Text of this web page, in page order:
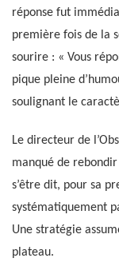
réponse fut
première fois de la
sourire : « Vous
pique pleine
soulignant le
Le directeur de
manqué de
s’être dit, pour sa
systématiquement
Une stratégie
plateau.